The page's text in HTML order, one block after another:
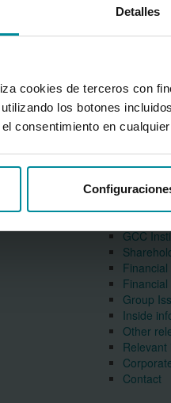
Detalles
cookies de terceros con
los botones
consentimiento en
GCC
Group
Inside
Other
Contact